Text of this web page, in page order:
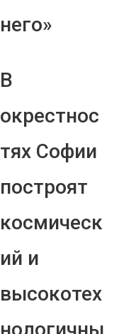
него»
В
окрестнос
тях Софии
построят
космическ
ий и
высокотех